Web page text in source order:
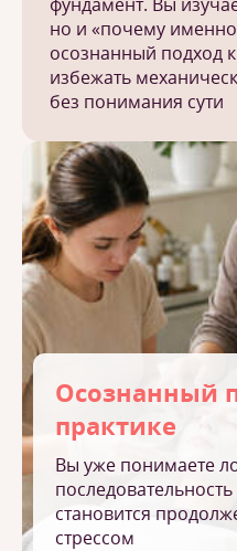
но и «почему
осознанный подход
избежать
без понимания сути
Осознанный
практике
Вы уже понимаете
становится
стрессом